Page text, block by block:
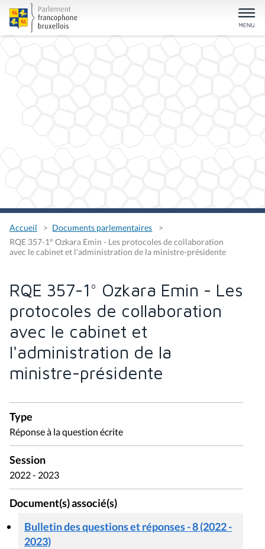
Accueil
Documents parlementaires
RQE 357-1° Ozkara Emin - Les protocoles de collaboration
avec le cabinet et l'administration de la ministre-présidente
RQE 357-1° Ozkara Emin - Les
protocoles de collaboration
avec le cabinet et
l'administration de la
ministre-présidente
Type
Réponse à la question écrite
Session
2022 - 2023
Document(s) associé(s)
Bulletin des questions et réponses - 8 (2022 -
2023)